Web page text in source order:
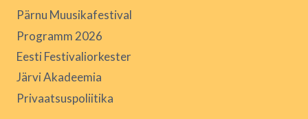
Pärnu Muusikafestival
Programm 2026
Eesti Festivaliorkester
Järvi Akadeemia
Privaatsuspoliitika